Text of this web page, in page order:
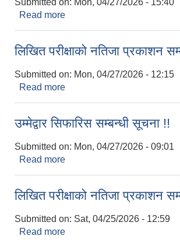
पशु शाखा
Submitted on: Mon, 04/27/2026 - 15:40
Read more
लिखित परीक्षाको नतिजा प्रकाशन
Submitted on: Mon, 04/27/2026 - 12:15
Read more
उम्मेद्वार सिफारिस सम्बन्धी सूचना !!
Submitted on: Mon, 04/27/2026 - 09:01
Read more
लिखित परीक्षाको नतिजा प्रकाशन
Submitted on: Sat, 04/25/2026 - 12:59
Read more